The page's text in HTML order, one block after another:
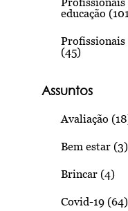
educação
Profissionais
(45)
Assuntos
Avaliação
Bem estar (3)
Brincar (4)
Covid-19 (64)